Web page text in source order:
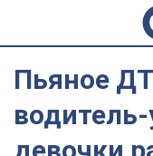
Пьяное